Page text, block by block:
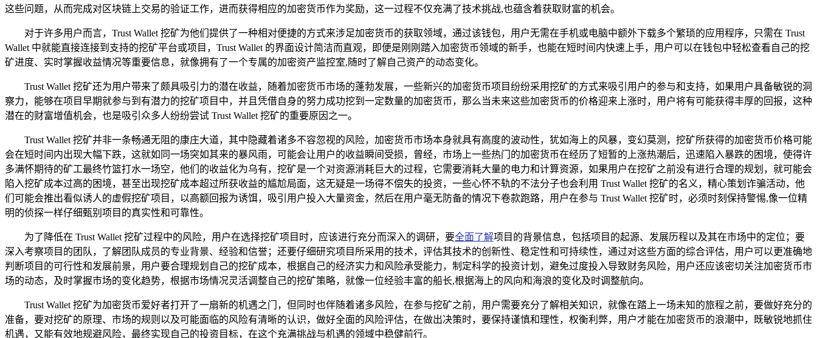
这些问题，从而完成对区块链上交易的验证工作，进而获得相应的加密货币作为奖励，这一过程不仅充满了技术挑战,也蕴含着获取财富的机会。
对于许多用户而言，Trust Wallet 挖矿为他们提供了一种相对便捷的方式来涉足加密货币的获取领域，通过该钱包，用户无需在手机或电脑中额外下载多个繁琐的应用程序，只需在 Trust
Wallet 中就能直接连接到支持的挖矿平台或项目，Trust Wallet 的界面设计简洁而直观，即便是刚刚踏入加密货币领域的新手，也能在短时间内快速上手，用户可以在钱包中轻松查看自己的挖
矿进度、实时掌握收益情况等重要信息，就像拥有了一个专属的加密资产监控室,随时了解自己资产的动态变化。
Trust Wallet 挖矿还为用户带来了颇具吸引力的潜在收益，随着加密货币市场的蓬勃发展，一些新兴的加密货币项目纷纷采用挖矿的方式来吸引用户的参与和支持，如果用户具备敏锐的洞
察力，能够在项目早期就参与到有潜力的挖矿项目中，并且凭借自身的努力成功挖到一定数量的加密货币，那么当未来这些加密货币的价格迎来上涨时，用户将有可能获得丰厚的回报，这种
潜在的财富增值机会，也是吸引众多人纷纷尝试 Trust Wallet 挖矿的重要原因之一。
Trust Wallet 挖矿并非一条畅通无阻的康庄大道，其中隐藏着诸多不容忽视的风险，加密货币市场本身就具有高度的波动性，犹如海上的风暴，变幻莫测，挖矿所获得的加密货币价格可能
会在短时间内出现大幅下跌，这就如同一场突如其来的暴风雨，可能会让用户的收益瞬间受损，曾经，市场上一些热门的加密货币在经历了短暂的上涨热潮后，迅速陷入暴跌的困境，使得许
多满怀期待的矿工最终竹篮打水一场空，他们的收益化为乌有，挖矿是一个对资源消耗巨大的过程，它需要消耗大量的电力和计算资源，如果用户在挖矿之前没有进行合理的规划，就可能会
陷入挖矿成本过高的困境，甚至出现挖矿成本超过所获收益的尴尬局面，这无疑是一场得不偿失的投资，一些心怀不轨的不法分子也会利用 Trust Wallet 挖矿的名义，精心策划诈骗活动，他
们可能会推出看似诱人的虚假挖矿项目，以高额回报为诱饵，吸引用户投入大量资金，然后在用户毫无防备的情况下卷款跑路，用户在参与 Trust Wallet 挖矿时，必须时刻保持警惕,像一位精
明的侦探一样仔细甄别项目的真实性和可靠性。
为了降低在 Trust Wallet 挖矿过程中的风险，用户在选择挖矿项目时，应该进行充分而深入的调研，要全面了解项目的背景信息，包括项目的起源、发展历程以及其在市场中的定位；要
深入考察项目的团队，了解团队成员的专业背景、经验和信誉；还要仔细研究项目所采用的技术，评估其技术的创新性、稳定性和可持续性，通过对这些方面的综合评估，用户可以更准确地
判断项目的可行性和发展前景，用户要合理规划自己的挖矿成本，根据自己的经济实力和风险承受能力，制定科学的投资计划，避免过度投入导致财务风险，用户还应该密切关注加密货币市
场的动态，及时掌握市场的变化趋势，根据市场情况灵活调整自己的挖矿策略，就像一位经验丰富的船长,根据海上的风向和海浪的变化及时调整航向。
Trust Wallet 挖矿为加密货币爱好者打开了一扇新的机遇之门，但同时也伴随着诸多风险，在参与挖矿之前，用户需要充分了解相关知识，就像在踏上一场未知的旅程之前，要做好充分的
准备，要对挖矿的原理、市场的规则以及可能面临的风险有清晰的认识，做好全面的风险评估，在做出决策时，要保持谨慎和理性，权衡利弊，用户才能在加密货币的浪潮中，既敏锐地抓住
机遇，又能有效地规避风险，最终实现自己的投资目标，在这个充满挑战与机遇的领域中稳健前行。